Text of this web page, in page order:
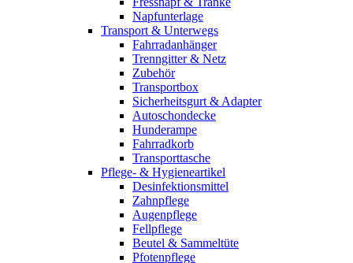
Napfunterlage
Transport & Unterwegs
Fahrradanhänger
Trenngitter & Netz
Zubehör
Transportbox
Sicherheitsgurt & Adapter
Autoschondecke
Hunderampe
Fahrradkorb
Transporttasche
Pflege- & Hygieneartikel
Desinfektionsmittel
Zahnpflege
Augenpflege
Fellpflege
Beutel & Sammeltüte
Pfotenpflege